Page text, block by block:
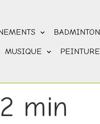
BADMINTON
MUSIQUE PEINTURE
min